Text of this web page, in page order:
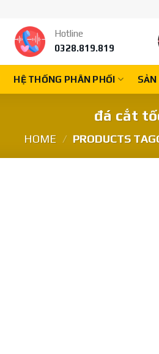
Hotline
0328.819.819
HỆ THỐNG PHÂN PHỐI
đá cắt
HOME / PRODUCTS